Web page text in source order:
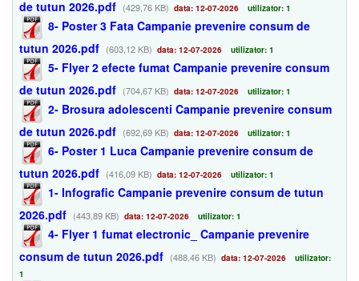
de tutun 2026.pdf (429,76 KB) data: 12-07-2026 utilizator: 1
8- Poster 3 Fata Campanie prevenire consum de
tutun 2026.pdf (603,12 KB) data: 12-07-2026 utilizator: 1
5- Flyer 2 efecte fumat Campanie prevenire consum
de tutun 2026.pdf (704,67 KB) data: 12-07-2026 utilizator: 1
2- Brosura adolescenti Campanie prevenire consum
de tutun 2026.pdf (692,69 KB) data: 12-07-2026 utilizator: 1
6- Poster 1 Luca Campanie prevenire consum de
tutun 2026.pdf (416,09 KB) data: 12-07-2026 utilizator: 1
1- Infografic Campanie prevenire consum de tutun
2026.pdf (443,89 KB) data: 12-07-2026 utilizator: 1
4- Flyer 1 fumat electronic_ Campanie prevenire
consum de tutun 2026.pdf (488,46 KB) data: 12-07-2026
utilizator:
1